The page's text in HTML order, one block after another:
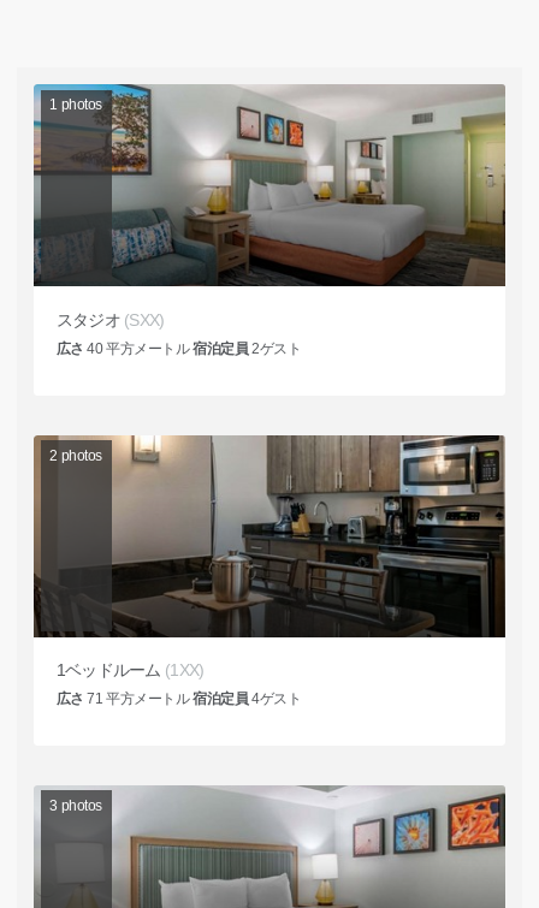
1 photos
スタジオ (SXX)
広さ 40平方メートル宿泊定員 2ゲスト
2 photos
1ベッドルーム (1XX)
広さ 71 平方メートル宿泊定員 4ゲスト
3 photos